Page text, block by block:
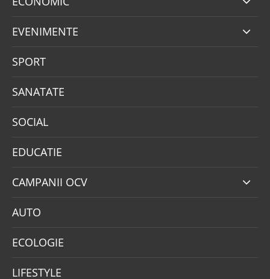
EVENIMENTE
SPORT
SANATATE
SOCIAL
EDUCATIE
CAMPANII OCV
AUTO
ECOLOGIE
LIFESTYLE